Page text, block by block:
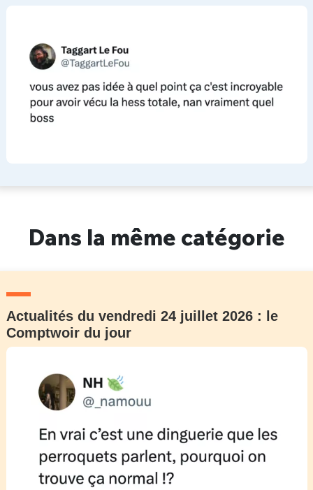
Dans la même catégorie
Actualités du vendredi 24 juillet 2026 : le
Comptwoir du jour